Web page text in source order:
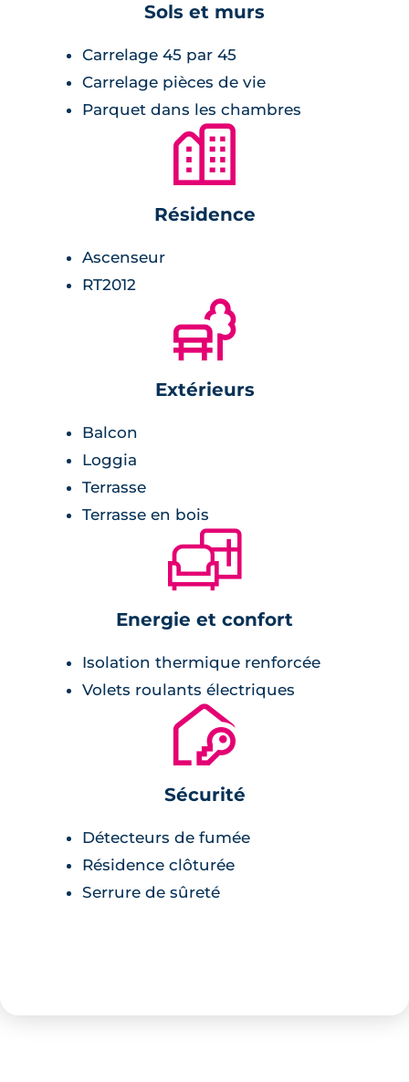
Sols et murs
Carrelage 45 par 45
Carrelage pièces de vie
Parquet dans les chambres
🏙
Résidence
Ascenseur
RT2012
🌲
Extérieurs
Balcon
Loggia
Terrasse
Terrasse en bois
🛋
Energie et confort
Isolation thermique renforcée
Volets roulants électriques
🔐
Sécurité
Détecteurs de fumée
Résidence clôturée
Serrure de sûreté